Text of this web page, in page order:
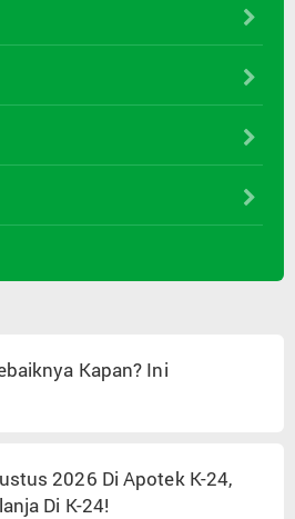
Kapan? Ini
2026 Di Apotek K-24,
Di K-24!